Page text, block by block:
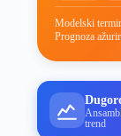
Modelski
Prognoza
trend